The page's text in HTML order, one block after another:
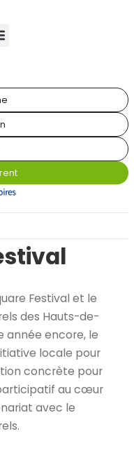
Festival et le
des Hauts-de-
année encore, le
locale pour
concrète pour
au cœur
avec le